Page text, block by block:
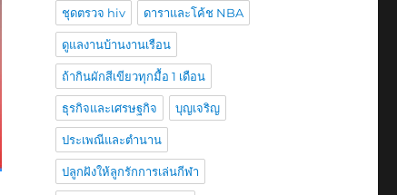
ชุดตรวจ hiv ดาราและโค้ช NBA
ดูแลงานบ้านงานเรือน
ถ้ากินผักสีเขียวทุกมื้อ 1 เดือน
ธุรกิจและเศรษฐกิจ บุญเจริญ
ประเพณีและตำนาน
ปลูกฝังให้ลูกรักการเล่นกีฬา